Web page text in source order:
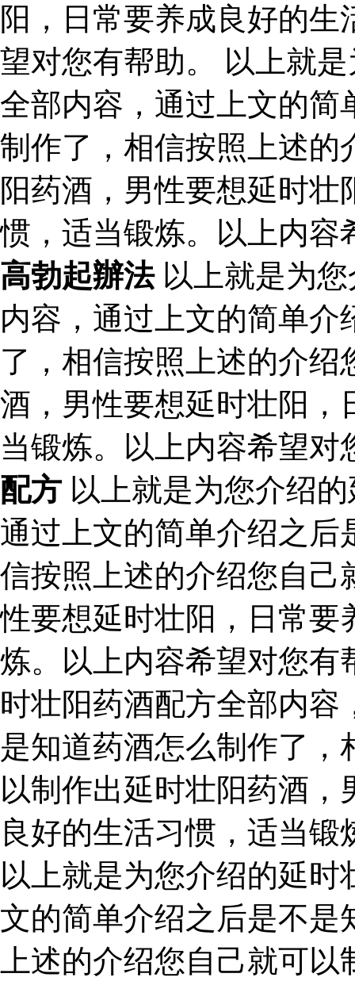
阳，日常要养成良好的
望对您有帮助。 以上就
全部内容，通过上文的简
制作了，相信按照上述的
阳药酒，男性要想延时
惯，适当锻炼。以上内
高勃起辦法以上就是为您
内容，通过上文的简单
了，相信按照上述的介
酒，男性要想延时壮阳，
当锻炼。以上内容希望
配方 以上就是为您介绍
通过上文的简单介绍之后
信按照上述的介绍您自己
性要想延时壮阳，日常要
炼。以上内容希望对您有
时壮阳药酒配方全部内
是知道药酒怎么制作了
以制作出延时壮阳药酒
良好的生活习惯，适当
以上就是为您介绍的延
文的简单介绍之后是不是
上述的介绍您自己就可